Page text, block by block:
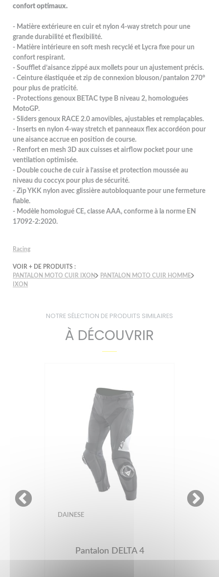
confort optimaux.
- Matière extérieure en cuir et nylon 4-way stretch pour une
grande durabilité et flexibilité.
- Matière intérieure en soft mesh recyclé et Lycra fixe pour un
confort respirant.
- Soufflet d’aisance zippé aux mollets pour un ajustement précis.
- Ceinture élastiquée et zip de connexion blouson/pantalon 270°
pour plus de praticité.
- Protections genoux BETAC type B niveau 2, homologuées
MotoGP.
- Sliders genoux RACE 2.0 amovibles, ajustables et remplaçables.
- Inserts en nylon 4-way stretch et panneaux flex accordéon pour
une aisance accrue en position de course.
- Renfort en mesh 3D aux cuisses et airflow pocket pour une
ventilation optimisée.
- Double couche de cuir à l’assise et protection moussée au
niveau du coccyx pour plus de sécurité.
- Zip YKK nylon avec glissière autobloquante pour une fermeture
fiable.
- Modèle homologué CE, classe AAA, conforme à la norme EN
17092-2:2020.
Racing
VOIR + DE PRODUITS :
PANTALON MOTO CUIR IXON
PANTALON MOTO CUIR HOMME
IXON
NOTRE SÉLECTION DE PRODUITS SIMILAIRES
À DÉCOUVRIR
REVIT
Pantalon Apex court